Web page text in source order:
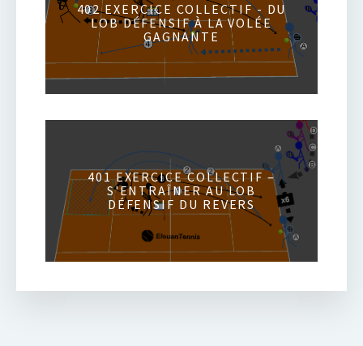
402 EXERCICE COLLECTIF - DU
LOB DÉFENSIF À LA VOLÉE
GAGNANTE
401 EXERCICE COLLECTIF –
S'ENTRAÎNER AU LOB
DÉFENSIF DU REVERS